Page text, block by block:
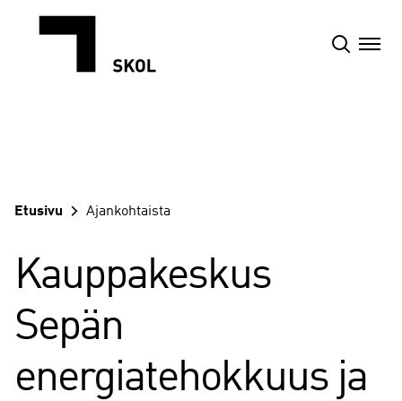
sisältöön
Etusivu Ajankohtaista
Kauppakeskus
Sepän
energiatehokkuus ja